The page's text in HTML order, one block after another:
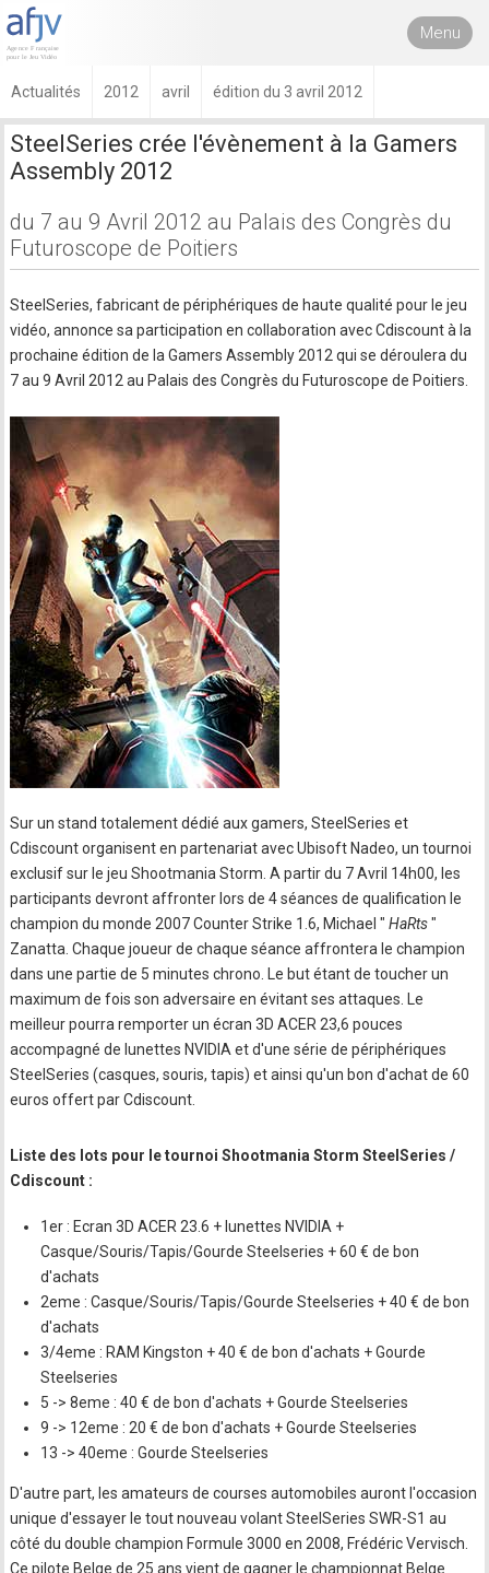
Menu
Actualités 2012 avril édition du 3 avril 2012
SteelSeries crée l'évènement à la Gamers
Assembly 2012
du 7 au 9 Avril 2012 au Palais des Congrès du
Futuroscope de Poitiers
SteelSeries, fabricant de périphériques de haute qualité pour le jeu
vidéo, annonce sa participation en collaboration avec Cdiscount à la
prochaine édition de la Gamers Assembly 2012 qui se déroulera du
7 au 9 Avril 2012 au Palais des Congrès du Futuroscope de Poitiers.
Sur un stand totalement dédié aux gamers, SteelSeries et
Cdiscount organisent en partenariat avec Ubisoft Nadeo, un tournoi
exclusif sur le jeu Shootmania Storm. A partir du 7 Avril 14h00, les
participants devront affronter lors de 4 séances de qualification le
champion du monde 2007 Counter Strike 1.6, Michael " HaRts"
Zanatta. Chaque joueur de chaque séance affrontera le champion
dans une partie de 5 minutes chrono. Le but étant de toucher un
maximum de fois son adversaire en évitant ses attaques. Le
meilleur pourra remporter un écran 3D ACER 23,6 pouces
accompagné de lunettes NVIDIA et d'une série de périphériques
SteelSeries (casques, souris, tapis) et ainsi qu'un bon d'achat de 60
euros offert par Cdiscount.
Liste des lots pour le tournoi Shootmania Storm SteelSeries /
Cdiscount :
1er : Ecran 3D ACER 23.6 + lunettes NVIDIA +
Casque/Souris/Tapis/Gourde Steelseries + 60 € de bon
d'achats
2eme : Casque/Souris/Tapis/Gourde Steelseries + 40 € de bon
d'achats
3/4eme : RAM Kingston + 40 € de bon d'achats + Gourde
Steelseries
5 -> 8eme : 40 € de bon d'achats + Gourde Steelseries
9 -> 12eme : 20 € de bon d'achats + Gourde Steelseries
13 -> 40eme : Gourde Steelseries
D'autre part, les amateurs de courses automobiles auront l'occasion
unique d'essayer le tout nouveau volant SteelSeries SWR-S1 au
côté du double champion Formule 3000 en 2008, Frédéric Vervisch.
Ce pilote Belge de 25 ans vient de gagner le championnat Belge